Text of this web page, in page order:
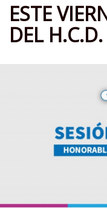
ESTE
DEL H.C.D.